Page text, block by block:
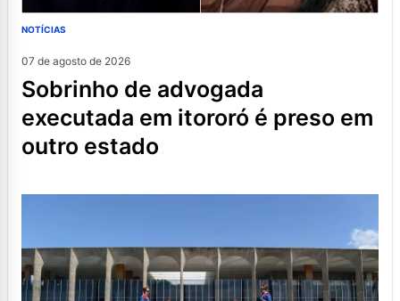
NOTÍCIAS
07 de agosto de 2026
sobrinho de advogada
executada em itororó é preso em
outro estado